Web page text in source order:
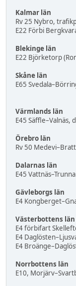
Kalmar län
Rv 25 Nybro,
E22 Förbi
Blekinge län
E22 Björketorp
Skåne län
E65
Värmlands län
E45 Säffle–Valnäs,
Örebro län
Rv 50
Dalarnas län
E45 Vattnäs–Trunna
Gävleborgs län
E4
Västerbottens län
E4 förbifart
E4
E4
Norrbottens län
E10,